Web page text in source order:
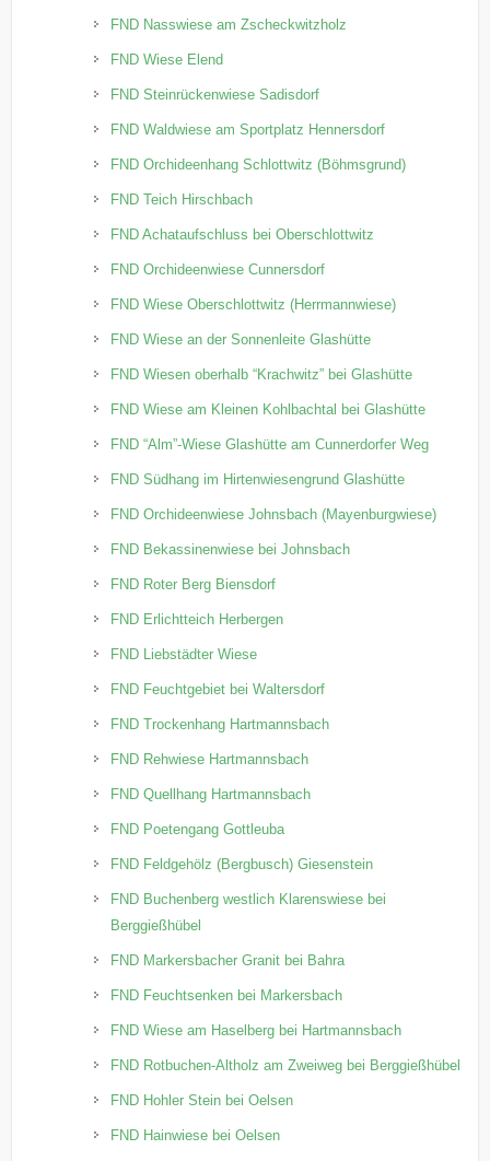
FND Nasswiese am Zscheckwitzholz
FND Wiese Elend
FND Steinrückenwiese Sadisdorf
FND Waldwiese am Sportplatz Hennersdorf
FND Orchideenhang Schlottwitz (Böhmsgrund)
FND Teich Hirschbach
FND Achataufschluss bei Oberschlottwitz
FND Orchideenwiese Cunnersdorf
FND Wiese Oberschlottwitz (Herrmannwiese)
FND Wiese an der Sonnenleite Glashütte
FND Wiesen oberhalb “Krachwitz” bei Glashütte
FND Wiese am Kleinen Kohlbachtal bei Glashütte
FND “Alm”-Wiese Glashütte am Cunnerdorfer Weg
FND Südhang im Hirtenwiesengrund Glashütte
FND Orchideenwiese Johnsbach (Mayenburgwiese)
FND Bekassinenwiese bei Johnsbach
FND Roter Berg Biensdorf
FND Erlichtteich Herbergen
FND Liebstädter Wiese
FND Feuchtgebiet bei Waltersdorf
FND Trockenhang Hartmannsbach
FND Rehwiese Hartmannsbach
FND Quellhang Hartmannsbach
FND Poetengang Gottleuba
FND Feldgehölz (Bergbusch) Giesenstein
FND Buchenberg westlich Klarenswiese bei
Berggießhübel
FND Markersbacher Granit bei Bahra
FND Feuchtsenken bei Markersbach
FND Wiese am Haselberg bei Hartmannsbach
FND Rotbuchen-Altholz am Zweiweg bei Berggießhübel
FND Hohler Stein bei Oelsen
FND Hainwiese bei Oelsen